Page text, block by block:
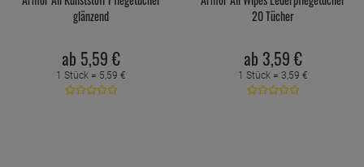
glänzend
ab 5,59 €
1 Stück = 5,59 €
20 Tücher
ab 3,59 €
1 Stück = 3,59 €